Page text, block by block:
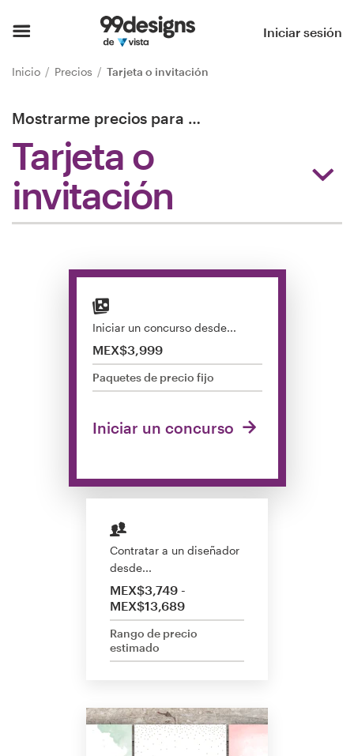
Iniciar sesión
Inicio Precios Tarjeta o invitación
Mostrarme precios para …
Tarjeta o
invitación
Iniciar un concurso desde...
MEX$3,999
Paquetes de precio fijo
Iniciar un concurso
Contratar a un diseñador
desde...
MEX$3,749 -
MEX$13,689
Rango de precio
estimado
Explorar categorías
Encontrar un diseñador
Inspiración
Concursos de diseño
Descubra la inspiración
99designs Studio
Diseño de logotipo